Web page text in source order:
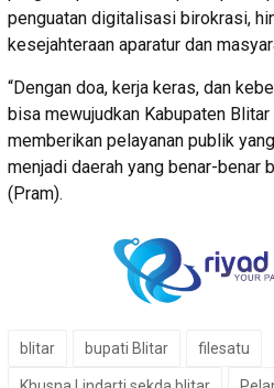
penguatan digitalisasi birokrasi,
kesejahteraan aparatur dan
“Dengan doa, kerja keras, dan
bisa mewujudkan Kabupaten
memberikan pelayanan publik
menjadi daerah yang benar-benar
(Pram).
blitar bupati Blitar filesatu